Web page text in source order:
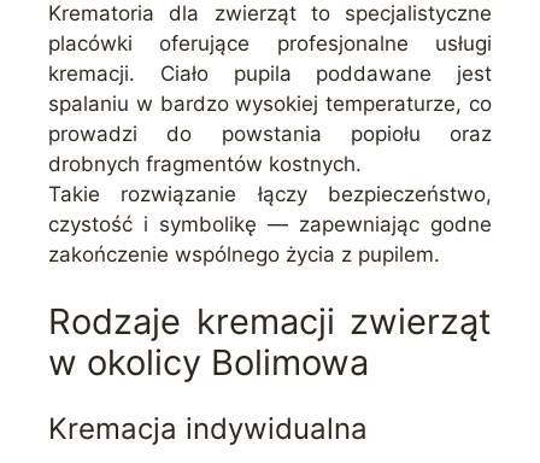
Krematoria dla zwierząt to specjalistyczne
placówki oferujące profesjonalne usługi
kremacji. Ciało pupila poddawane jest
spalaniu w bardzo wysokiej temperaturze, co
prowadzi do powstania popiołu oraz
drobnych fragmentów kostnych.
Takie rozwiązanie łączy bezpieczeństwo,
czystość i symbolikę — zapewniając godne
zakończenie wspólnego życia z pupilem.
Rodzaje kremacji zwierząt
w okolicy Bolimowa
Kremacja indywidualna